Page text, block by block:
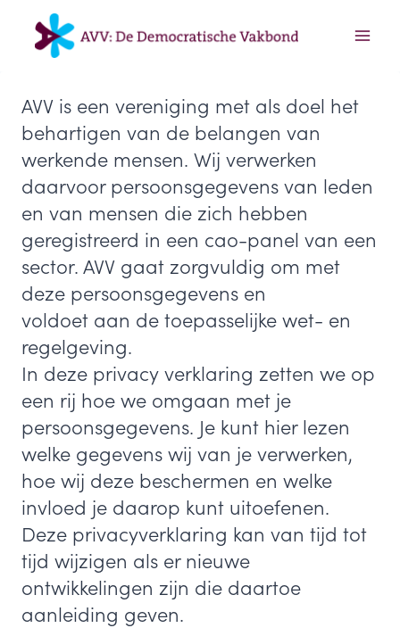
Doorgaan
naar
inhoud
AVV is een vereniging met als doel het
behartigen van de belangen van
werkende mensen. Wij verwerken
daarvoor persoonsgegevens van leden
en van mensen die zich hebben
geregistreerd in een cao-panel van een
sector. AVV gaat zorgvuldig om met
deze persoonsgegevens en
voldoet aan de toepasselijke wet- en
regelgeving.
In deze privacy verklaring zetten we op
een rij hoe we omgaan met je
persoonsgegevens. Je kunt hier lezen
welke gegevens wij van je verwerken,
hoe wij deze beschermen en welke
invloed je daarop kunt uitoefenen.
Deze privacyverklaring kan van tijd tot
tijd wijzigen als er nieuwe
ontwikkelingen zijn die daartoe
aanleiding geven.